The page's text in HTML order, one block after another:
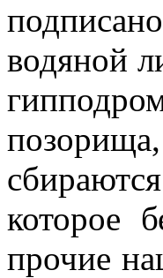
водяной
которое
прочие